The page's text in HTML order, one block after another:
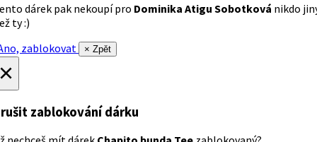
dárek pak nekoupí pro Dominika Atigu Sobotková nikdo
ty :)
zablokovat
× Zpět
zablokování dárku